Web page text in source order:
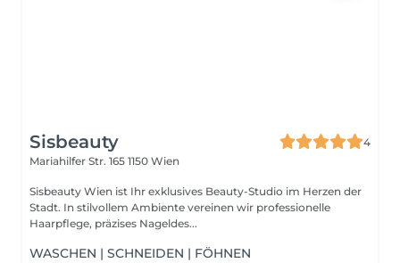
Sisbeauty
4
Mariahilfer Str. 165 1150 Wien
Sisbeauty Wien ist Ihr exklusives Beauty-Studio im Herzen der
Stadt. In stilvollem Ambiente vereinen wir professionelle
Haarpflege, präzises Nageldes...
WASCHEN | SCHNEIDEN | FÖHNEN